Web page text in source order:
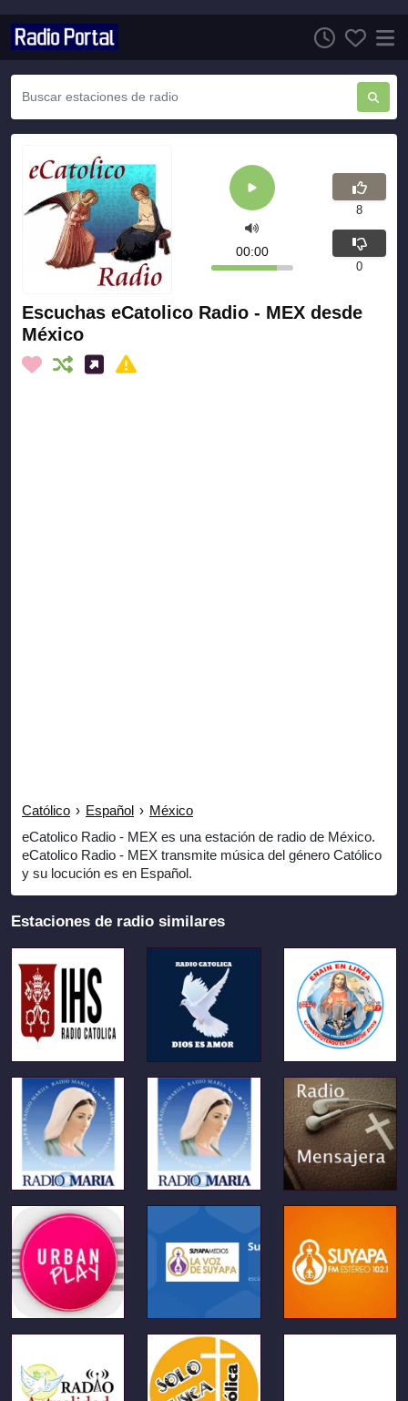
Escuchas eCatolico Radio - MEX desde
México
Católico › Español › México
eCatolico Radio - MEX es una estación de radio de México.
eCatolico Radio - MEX transmite música del género Católico
y su locución es en Español.
00:00
8
0
Estaciones de radio similares